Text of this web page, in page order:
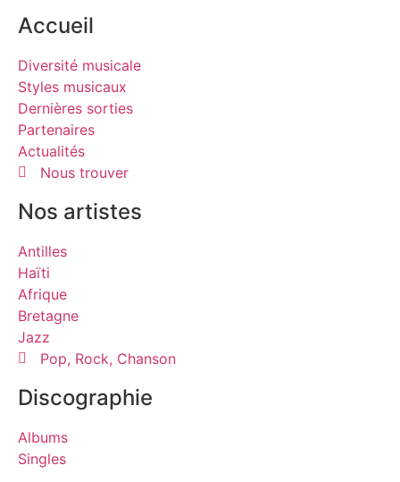
Accueil
Diversité musicale
Styles musicaux
Dernières sorties
Partenaires
Actualités
Nous trouver
Nos artistes
Antilles
Haïti
Afrique
Bretagne
Jazz
Pop, Rock, Chanson
Discographie
Albums
Singles